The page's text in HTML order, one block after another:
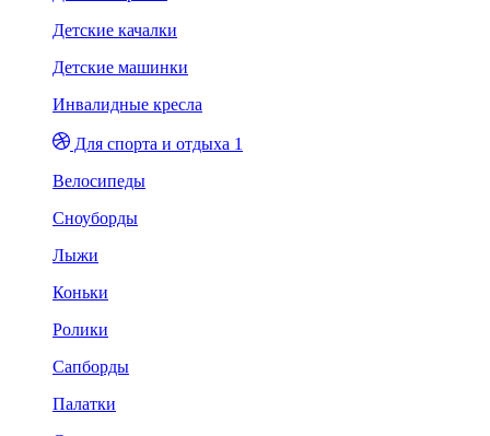
Детские качалки
Детские машинки
Инвалидные кресла
Для спорта и отдыха 1
Велосипеды
Сноуборды
Лыжи
Коньки
Ролики
Сапборды
Палатки